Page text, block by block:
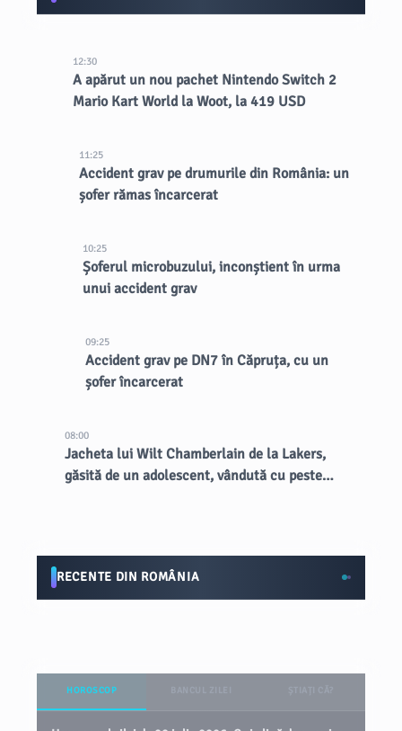
12:30
A apărut un nou pachet Nintendo Switch 2
Mario Kart World la Woot, la 419 USD
11:25
Accident grav pe drumurile din România: un
șofer rămas încarcerat
10:25
Șoferul microbuzului, inconștient în urma
unui accident grav
09:25
Accident grav pe DN7 în Căpruța, cu un
șofer încarcerat
08:00
Jacheta lui Wilt Chamberlain de la Lakers,
găsită de un adolescent, vândută cu peste
RECENTE DIN ROMÂNIA
HOROSCOP